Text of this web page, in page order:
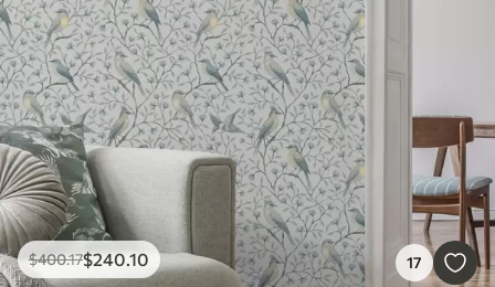
$400.17$240.10 17